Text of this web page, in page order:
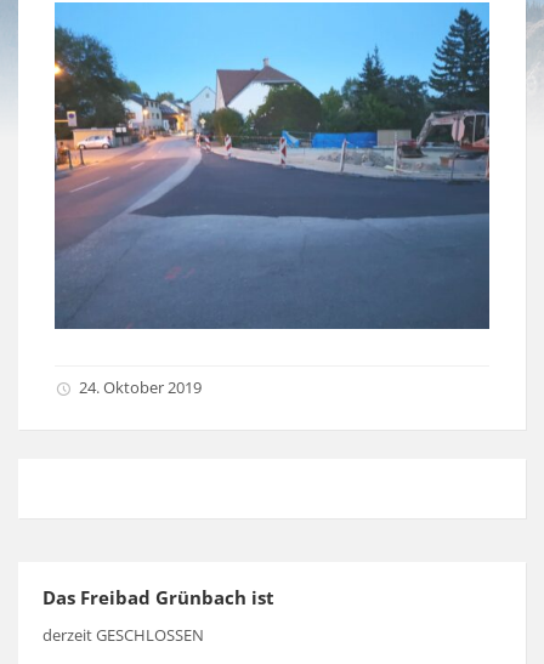
24. Oktober 2019
Das Freibad Grünbach ist
derzeit GESCHLOSSEN